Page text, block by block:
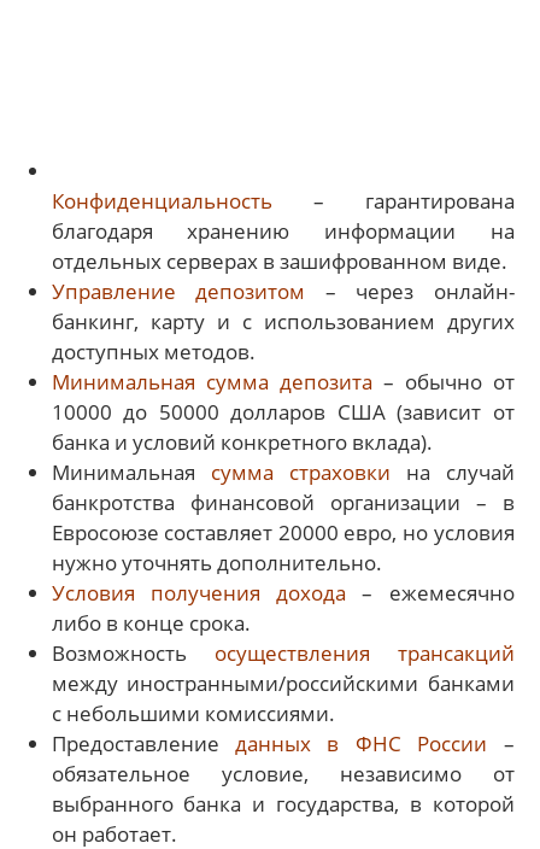
Конфиденциальность – гарантирована
благодаря хранению информации на
отдельных серверах в зашифрованном виде.
Управление депозитом – через онлайн-
банкинг, карту и с использованием других
доступных методов.
Минимальная сумма депозита – обычно от
10000 до 50000 долларов США (зависит от
банка и условий конкретного вклада).
Минимальная сумма страховки на случай
банкротства финансовой организации – в
Евросоюзе составляет 20000 евро, но условия
нужно уточнять дополнительно.
Условия получения дохода – ежемесячно
либо в конце срока.
Возможность осуществления трансакций
между иностранными/российскими банками
с небольшими комиссиями.
Предоставление данных в ФНС России –
обязательное условие, независимо от
выбранного банка и государства, в которой
он работает.